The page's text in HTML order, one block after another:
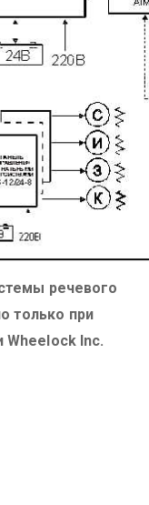
речевого
только при
Wheelock Inc.